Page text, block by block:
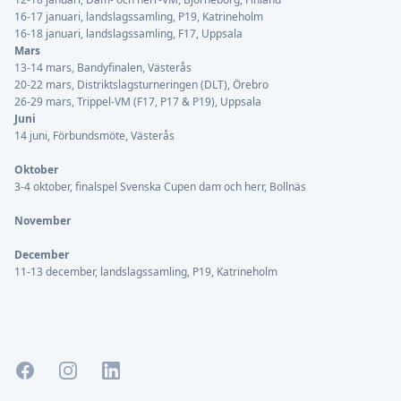
16-17 januari, landslagssamling, P19, Katrineholm
16-18 januari, landslagssamling, F17, Uppsala
Mars
13-14 mars, Bandyfinalen, Västerås
20-22 mars, Distriktslagsturneringen (DLT), Örebro
26-29 mars, Trippel-VM (F17, P17 & P19), Uppsala
Juni
14 juni, Förbundsmöte, Västerås
Oktober
3-4 oktober, finalspel Svenska Cupen dam och herr, Bollnäs
November
December
11-13 december, landslagssamling, P19, Katrineholm
FacebookInstagramLinkedIn